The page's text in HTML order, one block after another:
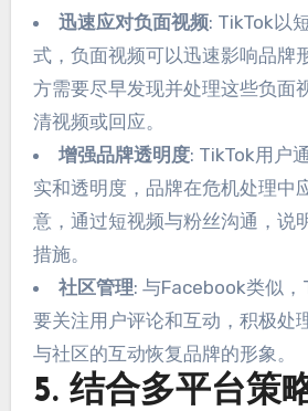
迅速应对负面视频: TikTok以
式，负面视频可以迅速影响品牌
方需要尽早发现并处理这些负面
清视频或回应。
增强品牌透明度: TikTok用户
实和透明度，品牌在危机处理中
意，通过短视频与粉丝沟通，说
措施。
社区管理: 与Facebook类似
要关注用户评论和互动，积极处
与社区的互动恢复品牌的形象。
5. 结合多平台策